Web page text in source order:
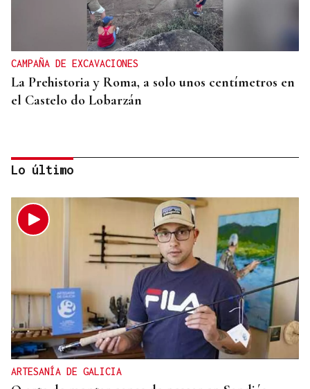
CAMPAÑA DE EXCAVACIONES
La Prehistoria y Roma, a solo unos centímetros en
el Castelo do Lobarzán
FACTORES ADVERSOS
La cosecha de Monterrei 2025 es calificada como
“excelente”
Lo último
ARTESANÍA DE GALICIA